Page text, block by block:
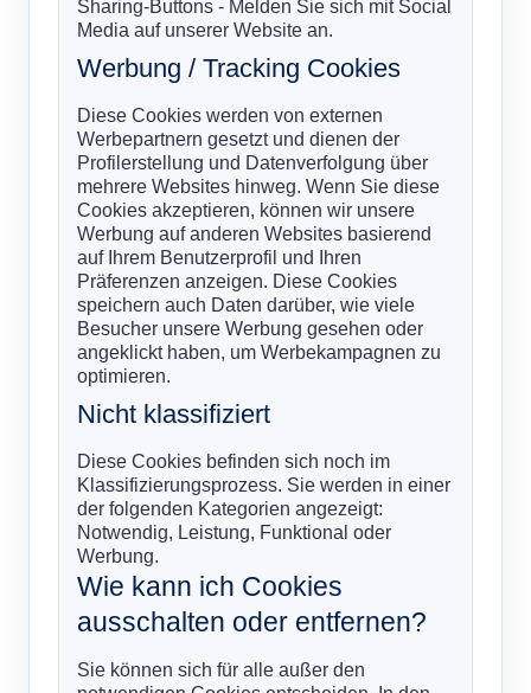
Sharing-Buttons - Melden Sie sich mit Social
Media auf unserer Website an.
Werbung / Tracking Cookies
Diese Cookies werden von externen
Werbepartnern gesetzt und dienen der
Profilerstellung und Datenverfolgung über
mehrere Websites hinweg. Wenn Sie diese
Cookies akzeptieren, können wir unsere
Werbung auf anderen Websites basierend
auf Ihrem Benutzerprofil und Ihren
Präferenzen anzeigen. Diese Cookies
speichern auch Daten darüber, wie viele
Besucher unsere Werbung gesehen oder
angeklickt haben, um Werbekampagnen zu
optimieren.
Nicht klassifiziert
Diese Cookies befinden sich noch im
Klassifizierungsprozess. Sie werden in einer
der folgenden Kategorien angezeigt:
Notwendig, Leistung, Funktional oder
Werbung.
Wie kann ich Cookies
ausschalten oder entfernen?
Sie können sich für alle außer den